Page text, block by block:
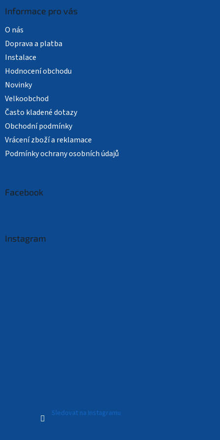
Informace pro vás
O nás
Doprava a platba
Instalace
Hodnocení obchodu
Novinky
Velkoobchod
Často kladené dotazy
Obchodní podmínky
Vrácení zboží a reklamace
Podmínky ochrany osobních údajů
Facebook
Instagram
Sledovat na Instagramu